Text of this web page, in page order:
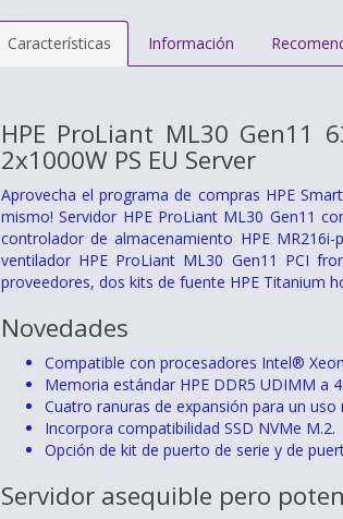
Características Información
HPE ProLiant ML30 Gen11
2x1000W PS EU Server
Aprovecha el programa de compras HPE
mismo! Servidor HPE ProLiant ML30 Gen11
controlador de almacenamiento HPE
ventilador HPE ProLiant ML30 Gen11 PCI
proveedores, dos kits de fuente HPE Titanium
Novedades
Compatible con procesadores Intel®
Memoria estándar HPE DDR5 UDIMM a
Cuatro ranuras de expansión para un uso
Incorpora compatibilidad SSD NVMe M.2.
Opción de kit de puerto de serie y de
Servidor asequible pero